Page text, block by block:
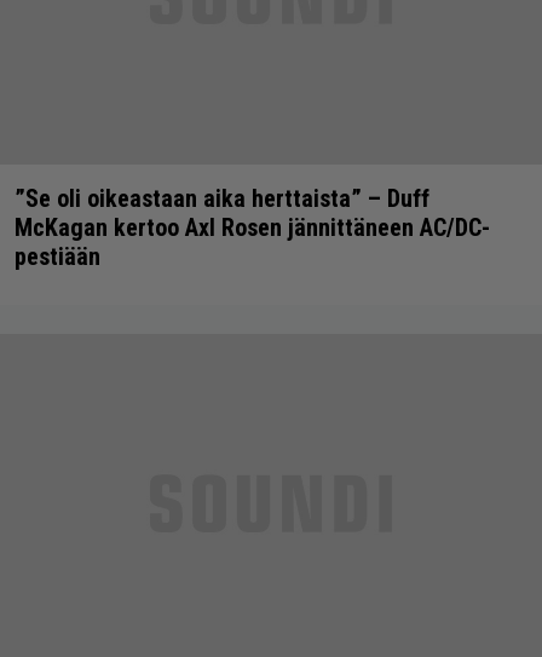
”Se oli oikeastaan aika herttaista” – Duff
McKagan kertoo Axl Rosen jännittäneen AC/DC-
pestiään